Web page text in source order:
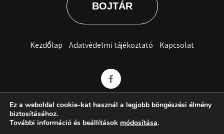
BOJTÁR
Kezdőlap Adatvédelmi tájékoztató Kapcsolat
Ez a weboldal cookie-kat használ a legjobb böngészési élmény
biztosításához.
További információ és beállítások módosítása.